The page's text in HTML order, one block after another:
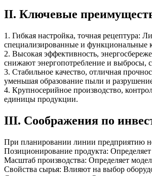
II. Ключевые
1. Гибкая настройка, точная рецептура:
специализированные и функциональные
2. Высокая эффективность,
снижают энергопотребление и выбросы,
3. Стабильное качество, отличная
уменьшая образование пыли и
4. Крупносерийное производство,
единицы продукции.
III. Соображения по
При планировании линии предприятию
Позиционирование продукта:
Масштаб производства: Определяет
Свойства сырья: Влияют на выбор